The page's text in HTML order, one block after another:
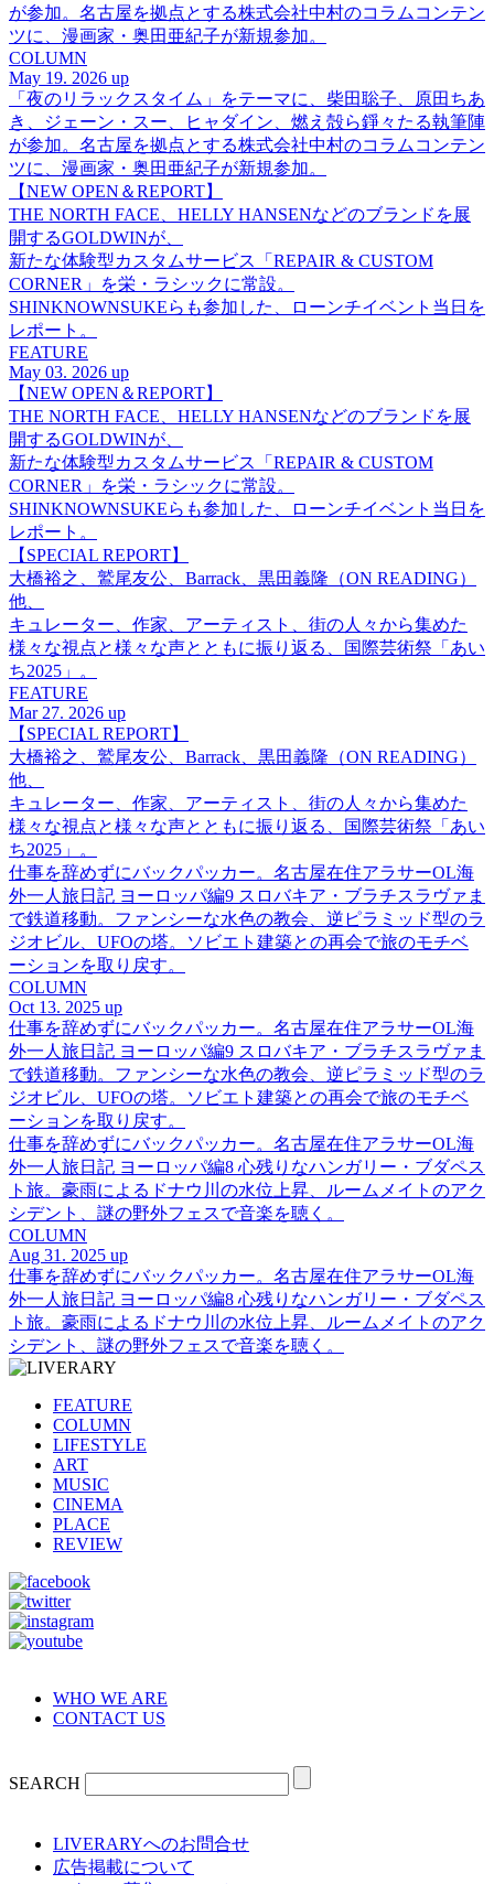
が参加。名古屋を拠点とする株式会社中村のコラムコンテン
ツに、漫画家・奥田亜紀子が新規参加。
COLUMN
May 19. 2026 up
「夜のリラックスタイム」をテーマに、柴田聡子、原田ちあ
き、ジェーン・スー、ヒャダイン、燃え殻ら錚々たる執筆陣
が参加。名古屋を拠点とする株式会社中村のコラムコンテン
ツに、漫画家・奥田亜紀子が新規参加。
【NEW OPEN＆REPORT】
THE NORTH FACE、HELLY HANSENなどのブランドを展
開するGOLDWINが、
新たな体験型カスタムサービス「REPAIR & CUSTOM
CORNER」を栄・ラシックに常設。
SHINKNOWNSUKEらも参加した、ローンチイベント当日を
レポート。
FEATURE
May 03. 2026 up
【NEW OPEN＆REPORT】
THE NORTH FACE、HELLY HANSENなどのブランドを展
開するGOLDWINが、
新たな体験型カスタムサービス「REPAIR & CUSTOM
CORNER」を栄・ラシックに常設。
SHINKNOWNSUKEらも参加した、ローンチイベント当日を
レポート。
【SPECIAL REPORT】
大橋裕之、鷲尾友公、Barrack、黒田義隆（ON READING）
他、
キュレーター、作家、アーティスト、街の人々から集めた
様々な視点と様々な声とともに振り返る、国際芸術祭「あい
ち2025」。
FEATURE
Mar 27. 2026 up
【SPECIAL REPORT】
大橋裕之、鷲尾友公、Barrack、黒田義隆（ON READING）
他、
キュレーター、作家、アーティスト、街の人々から集めた
様々な視点と様々な声とともに振り返る、国際芸術祭「あい
ち2025」。
仕事を辞めずにバックパッカー。名古屋在住アラサーOL海
外一人旅日記 ヨーロッパ編9 スロバキア・ブラチスラヴァま
で鉄道移動。ファンシーな水色の教会、逆ピラミッド型のラ
ジオビル、UFOの塔。ソビエト建築との再会で旅のモチベ
ーションを取り戻す。
COLUMN
Oct 13. 2025 up
仕事を辞めずにバックパッカー。名古屋在住アラサーOL海
外一人旅日記 ヨーロッパ編9 スロバキア・ブラチスラヴァま
で鉄道移動。ファンシーな水色の教会、逆ピラミッド型のラ
ジオビル、UFOの塔。ソビエト建築との再会で旅のモチベ
ーションを取り戻す。
仕事を辞めずにバックパッカー。名古屋在住アラサーOL海
外一人旅日記 ヨーロッパ編8 心残りなハンガリー・ブダペス
ト旅。豪雨によるドナウ川の水位上昇、ルームメイトのアク
シデント、謎の野外フェスで音楽を聴く。
COLUMN
Aug 31. 2025 up
仕事を辞めずにバックパッカー。名古屋在住アラサーOL海
外一人旅日記 ヨーロッパ編8 心残りなハンガリー・ブダペス
ト旅。豪雨によるドナウ川の水位上昇、ルームメイトのアク
シデント、謎の野外フェスで音楽を聴く。
FEATURE
COLUMN
LIFESTYLE
ART
MUSIC
CINEMA
PLACE
REVIEW
WHO WE ARE
CONTACT US
SEARCH
LIVERARYへのお問合せ
広告掲載について